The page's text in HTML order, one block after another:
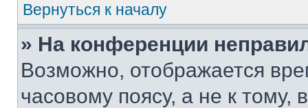
Вернуться к началу
» На конференции
Возможно, отображается
часовому поясу, а не к тому,